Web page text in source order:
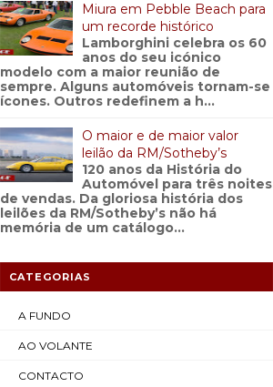
Miura em Pebble Beach para
um recorde histórico
Lamborghini celebra os 60
anos do seu icónico
modelo com a maior reunião de
sempre. Alguns automóveis tornam-se
ícones. Outros redefinem a h...
O maior e de maior valor
leilão da RM/Sotheby’s
120 anos da História do
Automóvel para três noites
de vendas. Da gloriosa história dos
leilões da RM/Sotheby’s não há
memória de um catálogo...
CATEGORIAS
A FUNDO
AO VOLANTE
CONTACTO